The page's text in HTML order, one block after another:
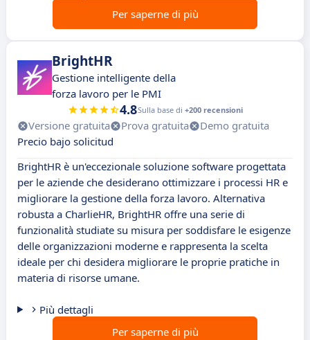
Per saperne di più
BrightHR
Gestione intelligente della
forza lavoro per le PMI
4.8Sulla base di +200 recensioni
Versione gratuita Prova gratuita
Demo gratuita
Precio bajo solicitud
BrightHR è un'eccezionale soluzione software progettata
per le aziende che desiderano ottimizzare i processi HR e
migliorare la gestione della forza lavoro. Alternativa
robusta a CharlieHR, BrightHR offre una serie di
funzionalità studiate su misura per soddisfare le esigenze
delle organizzazioni moderne e rappresenta la scelta
ideale per chi desidera migliorare le proprie pratiche in
materia di risorse umane.
Più dettagli
Per saperne di più